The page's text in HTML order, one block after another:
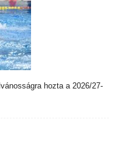
hozta a 2026/27-